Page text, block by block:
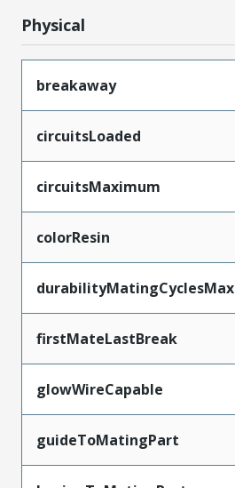
Physical
breakaway
circuitsLoaded
circuitsMaximum
colorResin
durabilityMatingCyclesMax
firstMateLastBreak
glowWireCapable
guideToMatingPart